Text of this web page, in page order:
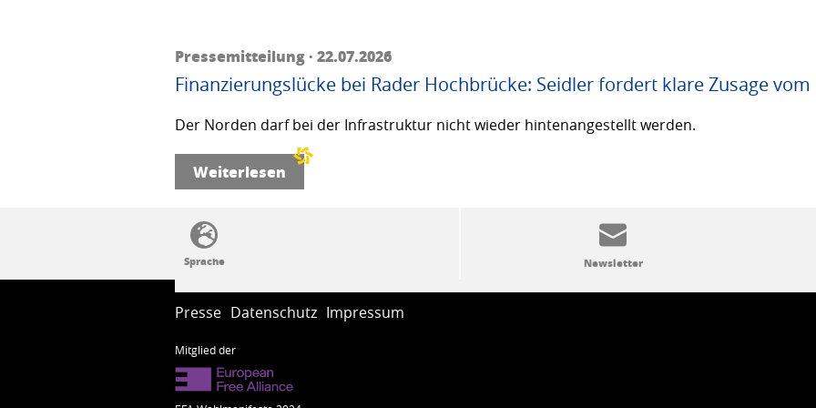
Pressemitteilung · 22.07.2026
Finanzierungslücke bei Rader Hochbrücke: Seidler fordert klare Zusage
Der Norden darf bei der Infrastruktur nicht wieder hintenangestellt werden.
Weiterlesen
SSW-Politik von A bis Z
Presse Datenschutz Impressum
Mitglied der